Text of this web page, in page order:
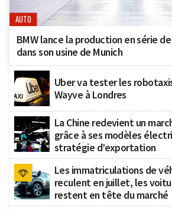
AUTO
BMW lance la production en série
dans son usine de Munich
Uber va tester les
Wayve à Londres
La Chine redevient un
grâce à ses modèles
stratégie d’exportation
Les immatriculations de
reculent en juillet, les
restent en tête du marché